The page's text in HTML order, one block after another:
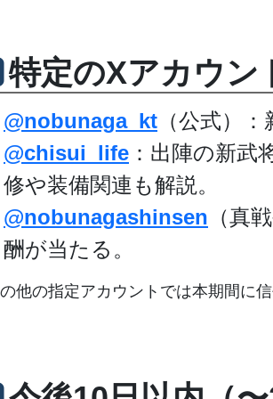
特定のXアカウン
@nobunaga_kt （公式）
@chisui_life ：出陣の新
修や装備関連も解説。
@nobunagashinsen （真
酬が当たる。
他の指定アカウントでは本期間に